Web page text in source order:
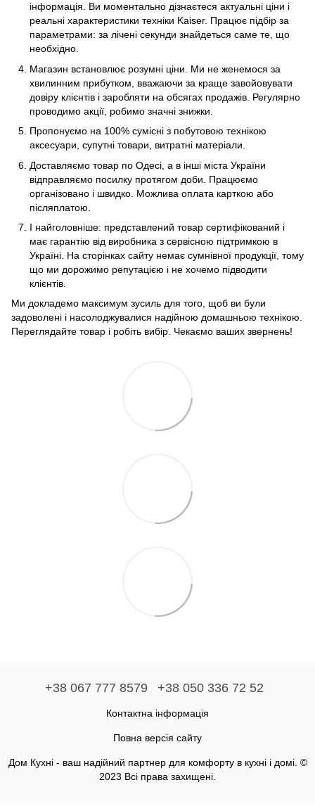
інформація. Ви моментально дізнаєтеся актуальні ціни і
реальні характеристики техніки Kaiser. Працює підбір за
параметрами: за лічені секунди знайдеться саме те, що
необхідно.
Магазин встановлює розумні ціни. Ми не женемося за
хвилинним прибутком, вважаючи за краще завойовувати
довіру клієнтів і заробляти на обсягах продажів. Регулярно
проводимо акції, робимо значні знижки.
Пропонуємо на 100% сумісні з побутовою технікою
аксесуари, супутні товари, витратні матеріали.
Доставляємо товар по Одесі, а в інші міста України
відправляємо посилку протягом доби. Працюємо
організовано і швидко. Можлива оплата карткою або
післяплатою.
І найголовніше: представлений товар сертифікований і
має гарантію від виробника з сервісною підтримкою в
Україні. На сторінках сайту немає сумнівної продукції, тому
що ми дорожимо репутацією і не хочемо підводити
клієнтів.
Ми докладемо максимум зусиль для того, щоб ви були
задоволені і насолоджувалися надійною домашньою технікою.
Переглядайте товар і робіть вибір. Чекаємо ваших звернень!
+38 067 777 8579 +38 050 336 72 52
Контактна інформація
Повна версія сайту
Дом Кухні - ваш надійний партнер для комфорту в кухні і домі. ©
2023 Всі права захищені.